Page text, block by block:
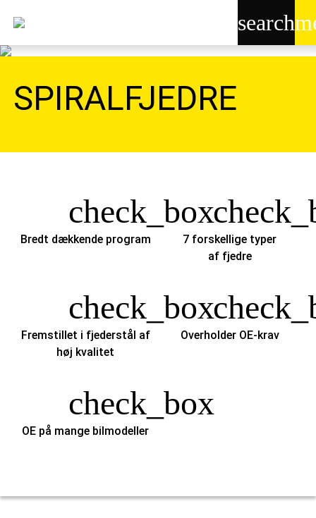
search
SPIRALFJEDRE
check_box
Bredt dækkende program
7 forskellige typer
af fjedre
check_box
Fremstillet i fjederstål af
høj kvalitet
Overholder OE-krav
check_box
OE på mange bilmodeller